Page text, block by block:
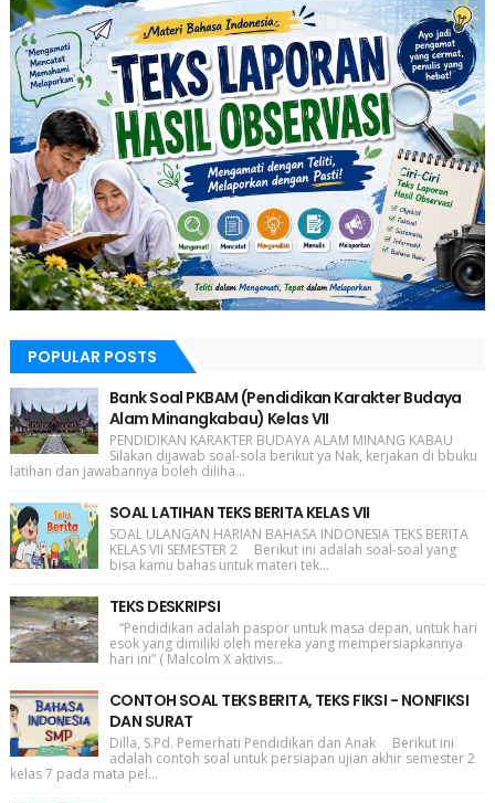
POPULAR POSTS
Bank Soal PKBAM (Pendidikan Karakter Budaya
Alam Minangkabau) Kelas VII
PENDIDIKAN KARAKTER BUDAYA ALAM MINANG KABAU
Silakan dijawab soal-sola berikut ya Nak, kerjakan di bbuku
latihan dan jawabannya boleh diliha...
SOAL LATIHAN TEKS BERITA KELAS VII
SOAL ULANGAN HARIAN BAHASA INDONESIA TEKS BERITA
KELAS VII SEMESTER 2 Berikut ini adalah soal-soal yang
bisa kamu bahas untuk materi tek...
TEKS DESKRIPSI
“Pendidikan adalah paspor untuk masa depan, untuk hari
esok yang dimiliki oleh mereka yang mempersiapkannya
hari ini” ( Malcolm X aktivis...
CONTOH SOAL TEKS BERITA, TEKS FIKSI - NONFIKSI
DAN SURAT
Dilla, S.Pd. Pemerhati Pendidikan dan Anak Berikut ini
adalah contoh soal untuk persiapan ujian akhir semester 2
kelas 7 pada mata pel...